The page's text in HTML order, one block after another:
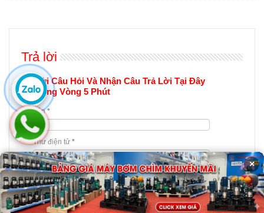
×
Trả lời
Gửi Câu Hỏi Và Nhận Câu Trả Lời Tại Đây
Trong Vòng 5 Phút
Tên*
Thư điện tử *
Bình luận*